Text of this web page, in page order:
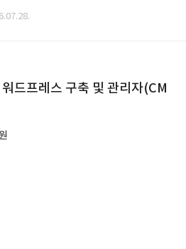
드프레스 구축 및 관리자(CM